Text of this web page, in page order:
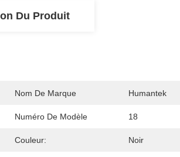
Du Produit
Nom De Marque Humantek
Numéro De Modèle 18
Couleur: Noir